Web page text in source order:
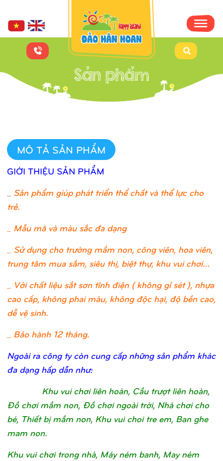
MÔ TẢ SẢN PHẨM
GIỚI THIỆU SẢN PHẨM
Sản phẩm giúp phát triển thể chất và thể lực cho
trẻ.
_ Mẫu mã và màu sắc đa dạng
_ Sử dụng cho trường mầm non, công viên, hoa viên,
trung tâm mua sắm, siêu thị, biệt thự, khu vui chơi…
_ Với chất liệu sắt sơn tĩnh điện ( không gỉ sét ), nhựa
cao cấp, không phai màu, không độc hại, độ bền cao,
dễ vệ sinh.
_ Bảo hành 12 tháng.
Ngoài ra công ty còn cung cấp những sản phẩm khác
đa dạng hấp dẫn như:
Khu vui chơi liên hoàn, Cầu trượt liên hoàn,
Đồ chơi mầm non, Đồ chơi ngoài trời, Nhà chơi cho
bé, Thiết bị mầm non, Khu vui choi tre em, Ban ghe
mam non.
Khu vui chơi trong nhà, Máy ném banh, May ném